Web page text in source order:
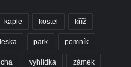
na zámku
kaple kostel kříž
park pomník
vyhlídka zámek